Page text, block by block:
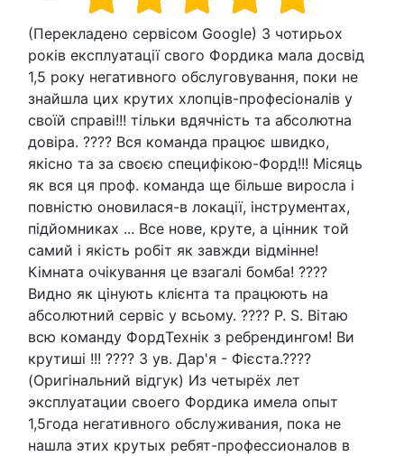
(Перекладено сервісом Google) З чотирьох
років експлуатації свого Фордика мала досвід
1,5 року негативного обслуговування, поки не
знайшла цих крутих хлопців-професіоналів у
своїй справі!!! тільки вдячність та абсолютна
довіра. ???? Вся команда працює швидко,
якісно та за своєю специфікою-Форд!!! Місяць
як вся ця проф. команда ще більше виросла і
повністю оновилася-в локації, інструментах,
підйомниках ... Все нове, круте, а цінник той
самий і якість робіт як завжди відмінне!
Кімната очікування це взагалі бомба! ????
Видно як цінують клієнта та працюють на
абсолютний сервіс у всьому. ???? P. S. Вітаю
всю команду ФордТехнік з ребрендингом! Ви
крутиші !!! ???? З ув. Дар'я - Фієста.????
(Оригінальний відгук) Из четырёх лет
эксплуатации своего Фордика имела опыт
1,5года негативного обслуживания, пока не
нашла этих крутых ребят-профессионалов в